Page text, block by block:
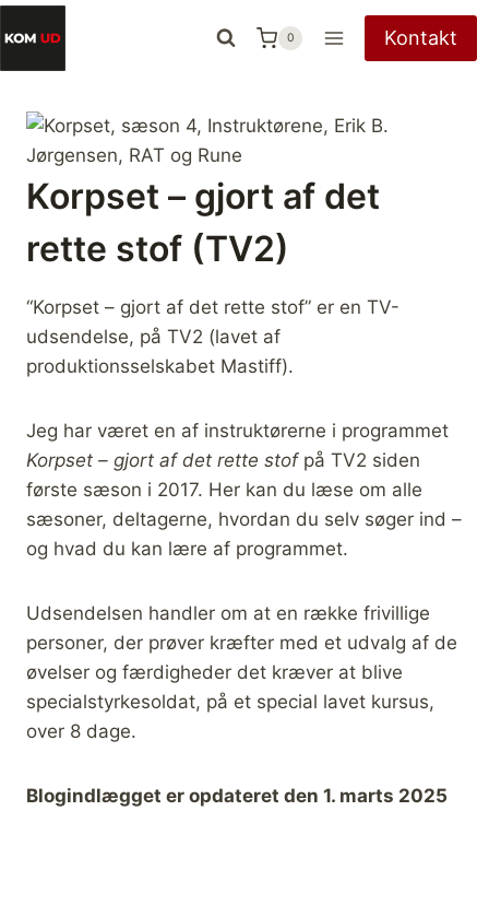
Fortsæt
til
indhold
0 Kontakt
Korpset – gjort af det
rette stof (TV2)
“Korpset – gjort af det rette stof” er en TV-
udsendelse, på TV2 (lavet af
produktionsselskabet Mastiff).
Jeg har været en af instruktørerne i programmet
Korpset – gjort af det rette stofpå TV2 siden
første sæson i 2017. Her kan du læse om alle
sæsoner, deltagerne, hvordan du selv søger ind –
og hvad du kan lære af programmet.
Udsendelsen handler om at en række frivillige
personer, der prøver kræfter med et udvalg af de
øvelser og færdigheder det kræver at blive
specialstyrkesoldat, på et special lavet kursus,
over 8 dage.
Blogindlægget er opdateret den 1. marts 2025